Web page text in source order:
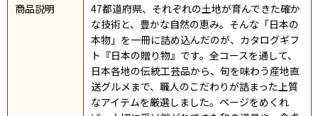
商品説明
47都道府県、それぞれの土地が育んできた確か
な技術と、豊かな自然の恵み。そんな「日本の
本物」を一冊に詰め込んだのが、カタログギフ
ト『日本の贈り物』です。全コースを通して、
日本各地の伝統工芸品から、旬を味わう産地直
送グルメまで、職人のこだわりが詰まった上質
なアイテムを厳選しました。ページをめくれ